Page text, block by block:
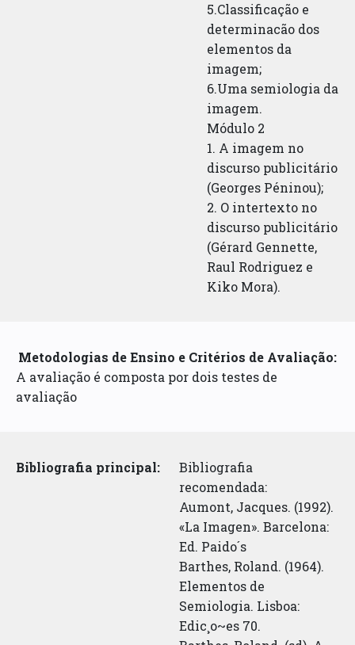
5.Classificação e
determinacão dos
elementos da
imagem;
6.Uma semiologia da
imagem.
Módulo 2
1. A imagem no
discurso publicitário
(Georges Péninou);
2. O intertexto no
discurso publicitário
(Gérard Gennette,
Raul Rodriguez e
Kiko Mora).
Metodologias de Ensino e Critérios de Avaliação:
A avaliação é composta por dois testes de
avaliação
Bibliografia principal:
Bibliografia
recomendada:
Aumont, Jacques. (1992).
«La Imagen». Barcelona:
Ed. Paido´s
Barthes, Roland. (1964).
Elementos de
Semiologia. Lisboa:
Edic¸o~es 70.